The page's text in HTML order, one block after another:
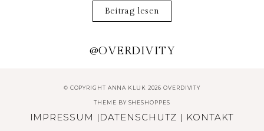
Beitrag lesen
@OVERDIVITY
© COPYRIGHT ANNA KLUK 2026 OVERDIVITY
THEME BY SHESHOPPES
IMPRESSUM | DATENSCHUTZ | KONTAKT